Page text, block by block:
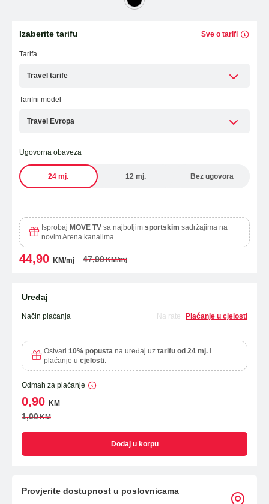
WiFi Modemi i ruteri
Dodatna oprema
OUTLET PONUDA
IZDVAJAMO
ESIM TRAVEL & TURIST
Izaberite tarifu Sve o tarifi
Tarifa
Travel tarife
Tarifni model
Travel Evropa
Ugovorna obaveza
24 mj. 12 mj. Bez ugovora
Isprobaj MOVE TV sa najboljim sportskim sadržajima na
novim Arena kanalima.
44,90 KM/mj 47,90KM/mj
Uređaj
Način plaćanja Na rate Plaćanje u cjelosti
Ostvari 10% popusta na uređaj uz tarifu od 24 mj. i
plaćanje u cjelosti.
Odmah za plaćanje
0,90 KM
1,00KM
Dodaj u korpu
Provjerite dostupnost u poslovnicama